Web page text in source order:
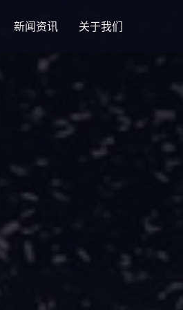
新闻资讯 关于我们